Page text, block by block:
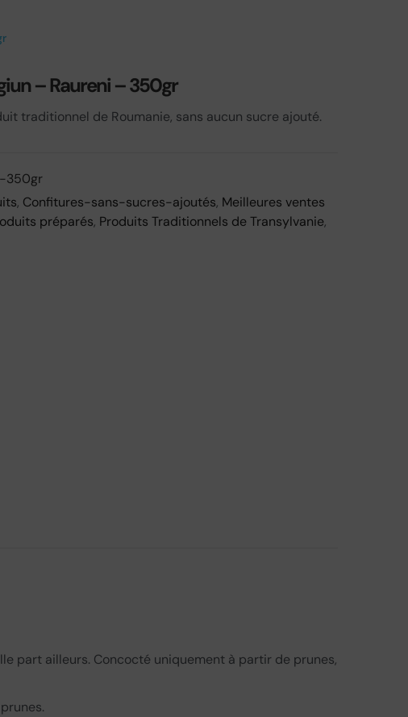
– Raureni – 350gr
traditionnel de Roumanie, sans aucun sucre ajouté.
350gr
, Confitures-sans-sucres-ajoutés, Meilleures ventes
préparés, Produits Traditionnels de Transylvanie,
part ailleurs. Concocté uniquement à partir de prunes,